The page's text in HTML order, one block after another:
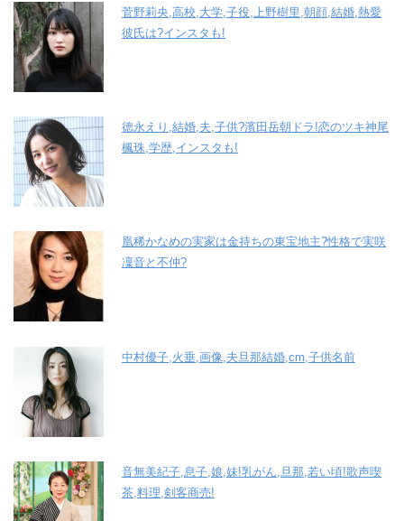
菅野莉央,高校,大学,子役,上野樹里,朝顔,結婚,熱愛
彼氏は?インスタも!
徳永えり,結婚,夫,子供?濱田岳朝ドラ!恋のツキ神尾
楓珠,学歴,インスタも!
凰稀かなめの実家は金持ちの東宝地主?性格で実咲
凜音と不仲?
中村優子,火垂,画像,夫旦那結婚,cm,子供名前
音無美紀子,息子,娘,妹!乳がん,旦那,若い頃!歌声喫
茶,料理,剣客商売!